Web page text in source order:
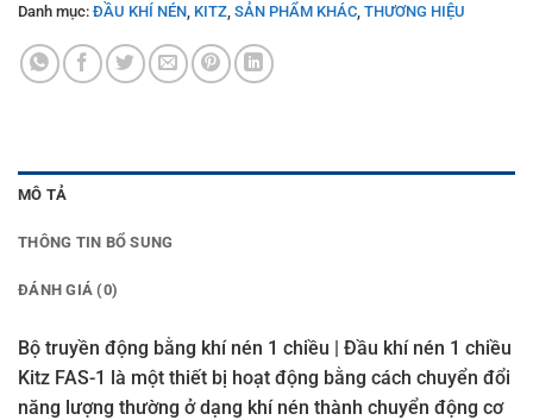
Danh mục: ĐẦU KHÍ NÉN KITZ SẢN PHẨM KHÁC THƯƠNG HIỆU
MÔ TẢ
THÔNG TIN BỔ SUNG
ĐÁNH GIÁ (0)
Bộ truyền động bằng khí nén 1 chiều | Đầu khí nén 1 chiều
Kitz FAS-1 là một thiết bị hoạt động bằng cách chuyển đổi
năng lượng thường ở dạng khí nén thành chuyển động cơ